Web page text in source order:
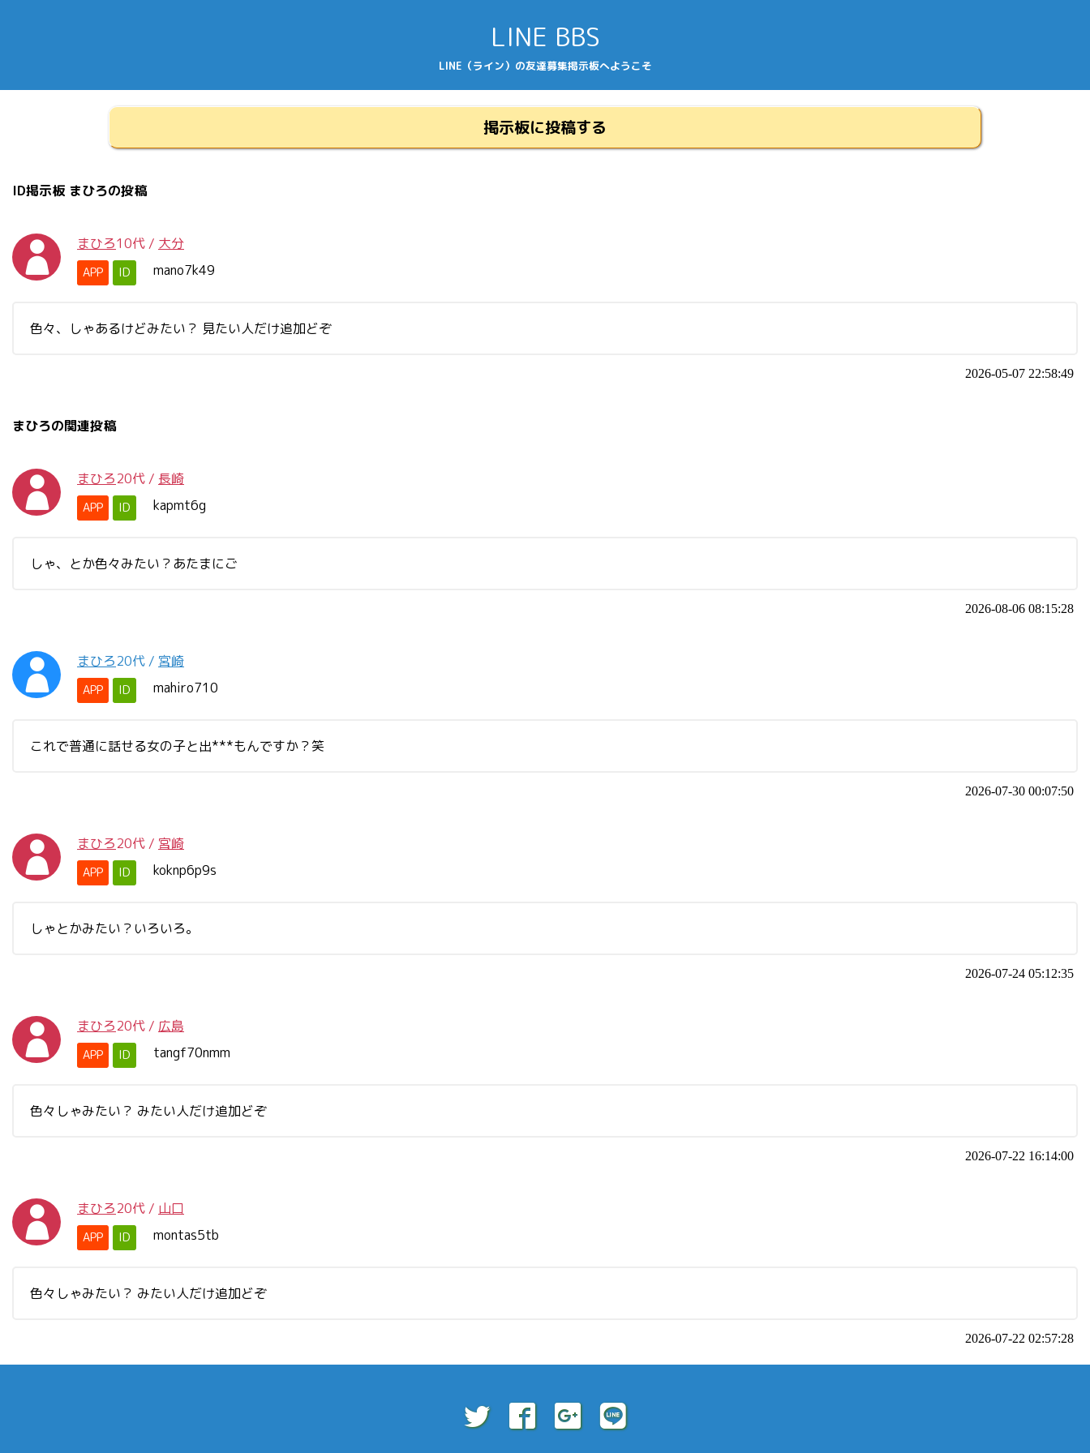
LINE BBS
LINE（ライン）の友達募集掲示板へようこそ
掲示板に投稿する
ID掲示板 まひろの投稿
まひろ10代 / 大分
APP ID mano7k49
色々、しゃあるけどみたい？ 見たい人だけ追加どぞ
2026-05-07 22:58:49
まひろの関連投稿
まひろ20代 / 長崎
APP ID kapmt6g
しゃ、とか色々みたい？あたまにご
2026-08-06 08:15:28
まひろ20代 / 宮崎
APP ID mahiro710
これで普通に話せる女の子と出***もんですか？笑
2026-07-30 00:07:50
まひろ20代 / 宮崎
APP ID koknp6p9s
しゃとかみたい？いろいろ。
2026-07-24 05:12:35
まひろ20代 / 広島
APP ID tangf70nmm
色々しゃみたい？ みたい人だけ追加どぞ
2026-07-22 16:14:00
まひろ20代 / 山口
APP ID montas5tb
色々しゃみたい？ みたい人だけ追加どぞ
2026-07-22 02:57:28